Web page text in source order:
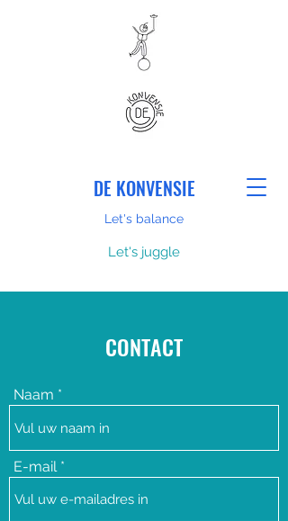
DE KONVENSIE
Let's balance
Let's juggle
CONTACT
Naam
E-mail